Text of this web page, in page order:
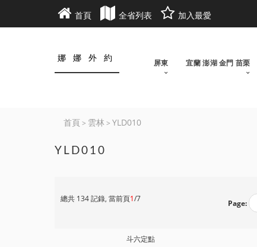
首頁 全省列表 加入最愛
娜娜外約
屏東 宜蘭 澎湖 金門 苗栗
首頁> 雲林> YLD010
YLD010
Page:
總共 134 記錄, 當前頁1/7
斗六定點